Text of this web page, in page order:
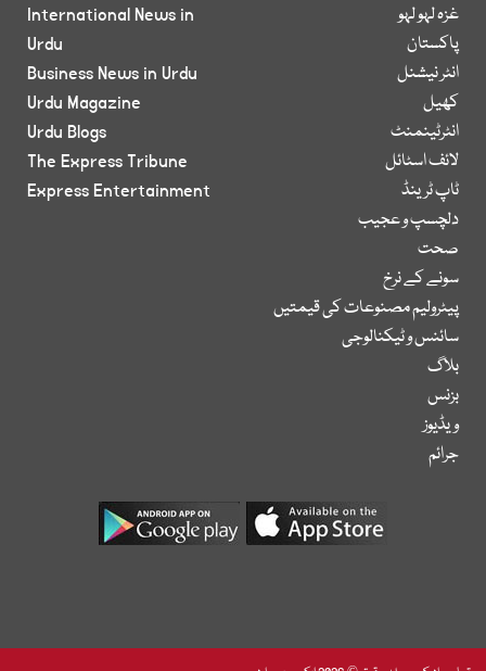
غزہ لہو لہو
پاکستان
انٹر نیشنل
کھیل
انٹرٹینمنٹ
لائف اسٹائل
ٹاپ ٹرینڈ
دلچسپ و عجیب
صحت
سونے کے نرخ
پیٹرولیم مصنوعات کی قیمتیں
سائنس و ٹیکنالوجی
بلاگ
بزنس
ویڈیوز
جرائم
International News in
Urdu
Business News in Urdu
Urdu Magazine
Urdu Blogs
The Express Tribune
Express Entertainment